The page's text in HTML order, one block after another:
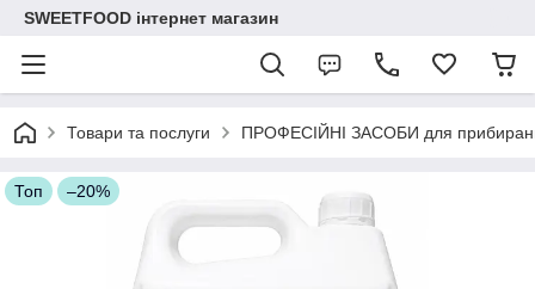
SWEETFOOD інтернет магазин
Товари та послуги ПРОФЕСІЙНІ ЗАСОБИ для
Топ –20%